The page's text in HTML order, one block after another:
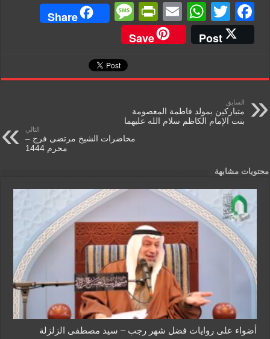
F
a
c
o
o
T
wi
tt
W
h
at
p
p
E
m
ail
Pr
in
tF
ri
n
dl
y
M
a
Share
Post
Save
السابق
متباركين بمولد فاطمة المعصومة
بنت الإمام الكاظم سلام الله عليهما
التالي
محاضرات الشيخ مرتضى فرج –
محرم 1444
محتويات مشابهة
أضواء على روايات فضل شهر رجب – سيد مصطفى الزلزلة